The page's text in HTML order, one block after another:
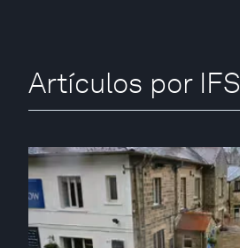
Artículos por IFS